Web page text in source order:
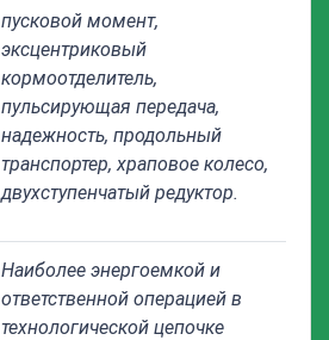
пусковой момент,
эксцентриковый
кормоотделитель,
пульсирующая передача,
надежность, продольный
транспортер, храповое колесо,
двухступенчатый редуктор.
Наиболее энергоемкой и
ответственной операцией в
технологической цепочке